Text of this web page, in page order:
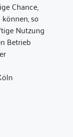
Chance,
so
Nutzung
Betrieb